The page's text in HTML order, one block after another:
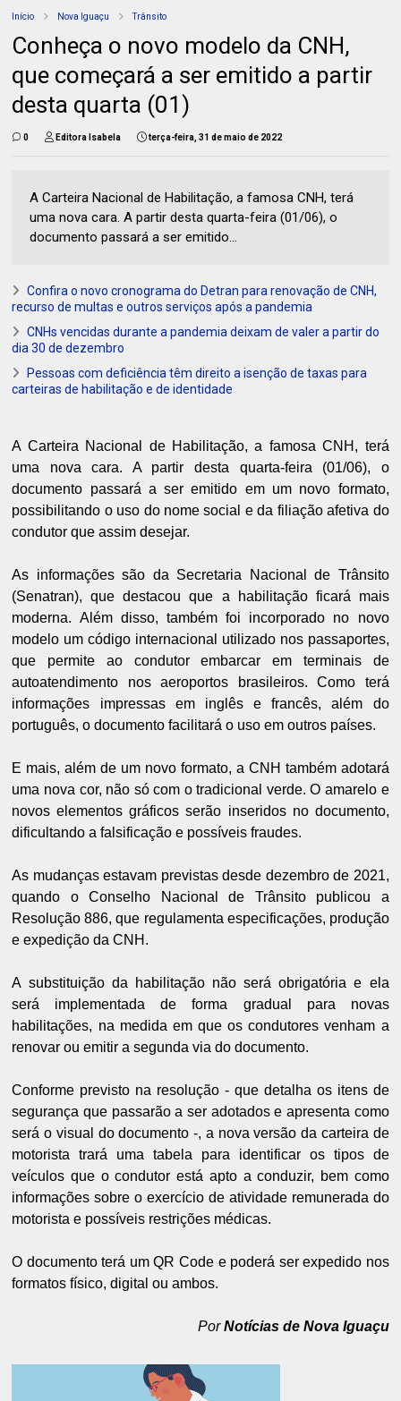
Início Nova Iguaçu Trânsito
Conheça o novo modelo da CNH,
que começará a ser emitido a partir
desta quarta (01)
0 Editora Isabela terça-feira, 31 de maio de 2022
A Carteira Nacional de Habilitação, a famosa CNH, terá
uma nova cara. A partir desta quarta-feira (01/06), o
documento passará a ser emitido...
Confira o novo cronograma do Detran para renovação de CNH,
recurso de multas e outros serviços após a pandemia
CNHs vencidas durante a pandemia deixam de valer a partir do
dia 30 de dezembro
Pessoas com deficiência têm direito a isenção de taxas para
carteiras de habilitação e de identidade
A Carteira Nacional de Habilitação, a famosa CNH, terá
uma nova cara. A partir desta quarta-feira (01/06), o
documento passará a ser emitido em um novo formato,
possibilitando o uso do nome social e da filiação afetiva do
condutor que assim desejar.
As informações são da Secretaria Nacional de Trânsito
(Senatran), que destacou que a habilitação ficará mais
moderna. Além disso, também foi incorporado no novo
modelo um código internacional utilizado nos passaportes,
que permite ao condutor embarcar em terminais de
autoatendimento nos aeroportos brasileiros. Como terá
informações impressas em inglês e francês, além do
português, o documento facilitará o uso em outros países.
E mais, além de um novo formato, a CNH também adotará
uma nova cor, não só com o tradicional verde. O amarelo e
novos elementos gráficos serão inseridos no documento,
dificultando a falsificação e possíveis fraudes.
As mudanças estavam previstas desde dezembro de 2021,
quando o Conselho Nacional de Trânsito publicou a
Resolução 886, que regulamenta especificações, produção
e expedição da CNH.
A substituição da habilitação não será obrigatória e ela
será implementada de forma gradual para novas
habilitações, na medida em que os condutores venham a
renovar ou emitir a segunda via do documento.
Conforme previsto na resolução - que detalha os itens de
segurança que passarão a ser adotados e apresenta como
será o visual do documento -, a nova versão da carteira de
motorista trará uma tabela para identificar os tipos de
veículos que o condutor está apto a conduzir, bem como
informações sobre o exercício de atividade remunerada do
motorista e possíveis restrições médicas.
O documento terá um QR Code e poderá ser expedido nos
formatos físico, digital ou ambos.
PorNotícias de Nova Iguaçu